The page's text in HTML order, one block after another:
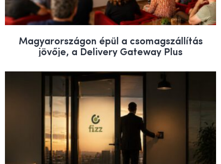
Magyarországon épül a csomagszállítás
jövője, a Delivery Gateway Plus